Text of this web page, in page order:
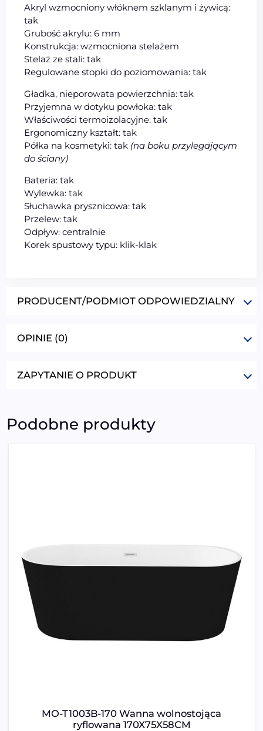
Akryl wzmocniony włóknem szklanym i żywicą:
tak
Grubość akrylu: 6 mm
Konstrukcja: wzmocniona stelażem
Stelaż ze stali: tak
Regulowane stopki do poziomowania: tak
Gładka, nieporowata powierzchnia: tak
Przyjemna w dotyku powłoka: tak
Właściwości termoizolacyjne: tak
Ergonomiczny kształt: tak
Półka na kosmetyki: tak (na boku przylegającym
do ściany)
Bateria: tak
Wylewka: tak
Słuchawka prysznicowa: tak
Przelew: tak
Odpływ: centralnie
Korek spustowy typu: klik-klak
PRODUCENT/PODMIOT ODPOWIEDZIALNY
OPINIE (0)
ZAPYTANIE O PRODUKT
Podobne produkty
MO-T1003B-170 Wanna wolnostojąca
ryflowana 170X75X58CM